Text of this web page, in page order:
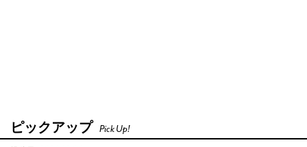
ピックアップ Pick Up!